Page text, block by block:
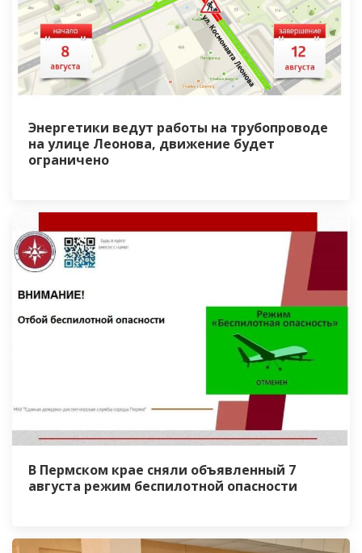
Энергетики ведут работы на трубопроводе
на улице Леонова, движение будет
ограничено
В Пермском крае сняли объявленный 7
августа режим беспилотной опасности